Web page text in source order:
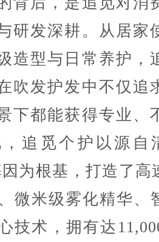
研发深耕。从居家
造型与日常养护，
吹发护发中不仅追
下都能获得专业、
追觅个护以源自
为根基，打造了高
微米级雾化精华、
技术，拥有达